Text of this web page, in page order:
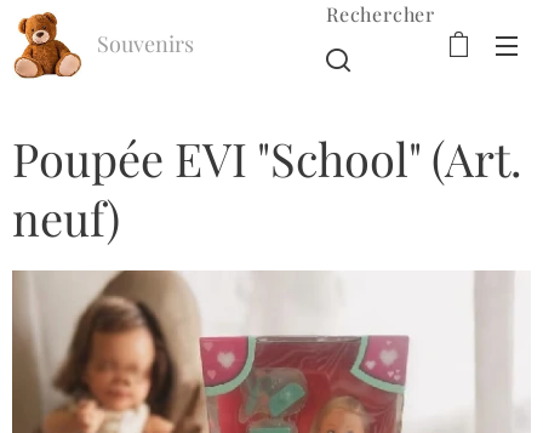
Souvenirs
Rechercher
Poupée EVI "School" (Art.
neuf)